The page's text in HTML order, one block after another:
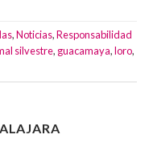
,Noticias,Responsabilidad
silvestre, guacamaya,loro,